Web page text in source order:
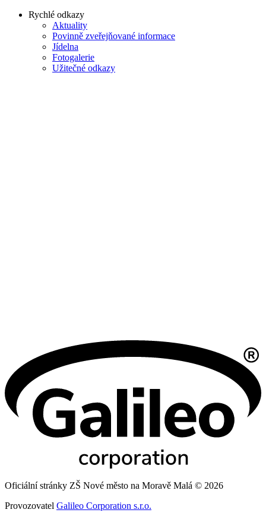
Rychlé odkazy
Aktuality
Povinně zveřejňované informace
Jídelna
Fotogalerie
Užitečné odkazy
Oficiální stránky ZŠ Nové město na Moravě Malá © 2026
Provozovatel Galileo Corporation s.r.o.